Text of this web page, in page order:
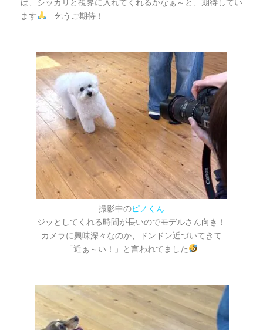
ば、シッカリと視界に入れてくれるかなぁ～と、期待してい
ます
乞うご期待！
撮影中のピノくん
ジッとしてくれる時間が長いのでモデルさん向き！
カメラに興味深々なのか、ドンドン近づいてきて
「近ぁ～い！」と言われてました